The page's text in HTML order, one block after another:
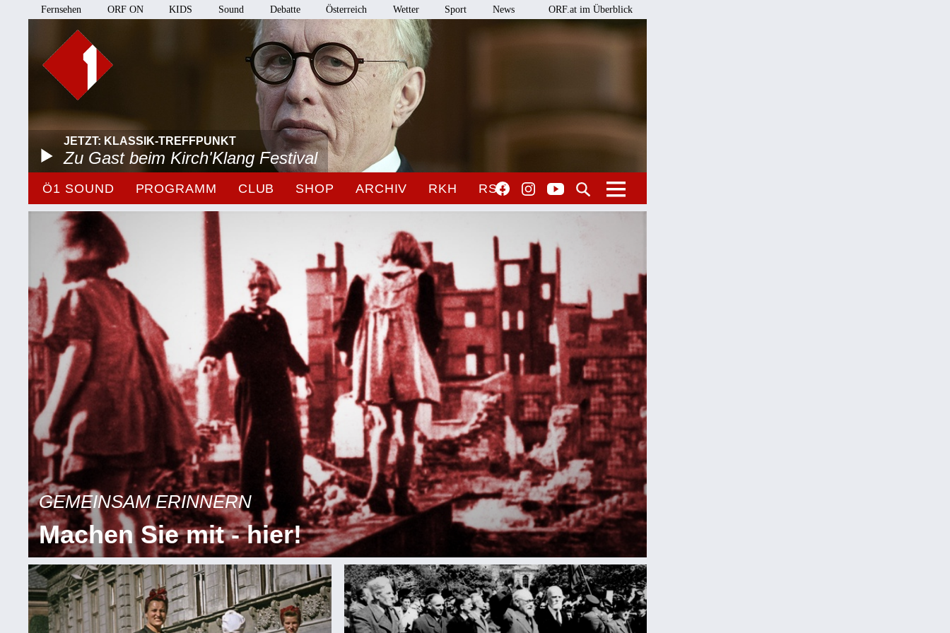
Fernsehen ORF ON KIDS Sound Debatte Österreich Wetter Sport News ORF.at im Überblick
JETZT: KLASSIK-TREFFPUNKT
Zu Gast beim Kirch'Klang Festival
Ö1 SOUND PROGRAMM CLUB SHOP ARCHIV RKH RSO
GEMEINSAM ERINNERN
Machen Sie mit - hier!